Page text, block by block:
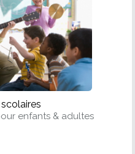
enfants & adultes